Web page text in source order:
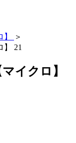
＞
】 21
イクロ】